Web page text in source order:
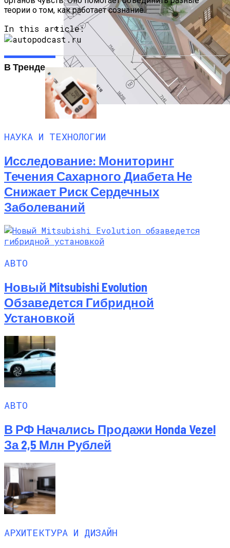
Исследование Позвоночника
Показывает, Что Усталость Мышц
Может Быть Причиной Боли В Шее
Программы Планировки Квартир,
теории о том, как работает сознание.
In this article:
В Тренде
НАУКА И ТЕХНОЛОГИИ
Исследование: Мониторинг
Течения Сахарного Диабета Не
Снижает Риск Сердечных
Заболеваний
АВТО
Новый Mitsubishi Evolution
Обзаведется Гибридной
Установкой
АВТО
В РФ Начались Продажи Honda Vezel
За 2,5 Млн Рублей
АРХИТЕКТУРА И ДИЗАЙН